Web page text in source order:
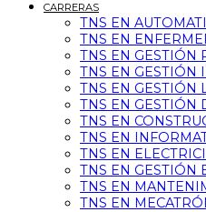
CARRERAS
TNS EN
TNS EN
TNS EN GESTIÓN
TNS EN GESTIÓN
TNS EN GESTIÓN
TNS EN GESTIÓN
TNS EN
TNS EN
TNS EN
TNS EN GESTIÓN
TNS EN
TNS EN